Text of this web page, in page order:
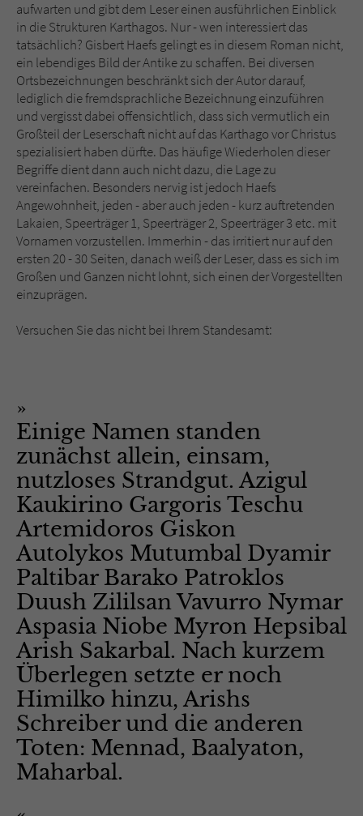
aufwarten und gibt dem Leser einen ausführlichen Einblick
in die Strukturen Karthagos. Nur - wen interessiert das
tatsächlich? Gisbert Haefs gelingt es in diesem Roman nicht,
ein lebendiges Bild der Antike zu schaffen. Bei diversen
Ortsbezeichnungen beschränkt sich der Autor darauf,
lediglich die fremdsprachliche Bezeichnung einzuführen
und vergisst dabei offensichtlich, dass sich vermutlich ein
Großteil der Leserschaft nicht auf das Karthago vor Christus
spezialisiert haben dürfte. Das häufige Wiederholen dieser
Begriffe dient dann auch nicht dazu, die Lage zu
vereinfachen. Besonders nervig ist jedoch Haefs
Angewohnheit, jeden - aber auch jeden - kurz auftretenden
Lakaien, Speerträger 1, Speerträger 2, Speerträger 3 etc. mit
Vornamen vorzustellen. Immerhin - das irritiert nur auf den
ersten 20 - 30 Seiten, danach weiß der Leser, dass es sich im
Großen und Ganzen nicht lohnt, sich einen der Vorgestellten
einzuprägen.
Versuchen Sie das nicht bei Ihrem Standesamt:
Einige Namen standen
zunächst allein, einsam,
nutzloses Strandgut. Azigul
Kaukirino Gargoris Teschu
Artemidoros Giskon
Autolykos Mutumbal Dyamir
Paltibar Barako Patroklos
Duush Zililsan Vavurro Nymar
Aspasia Niobe Myron Hepsibal
Arish Sakarbal. Nach kurzem
Überlegen setzte er noch
Himilko hinzu, Arishs
Schreiber und die anderen
Toten: Mennad, Baalyaton,
Maharbal.